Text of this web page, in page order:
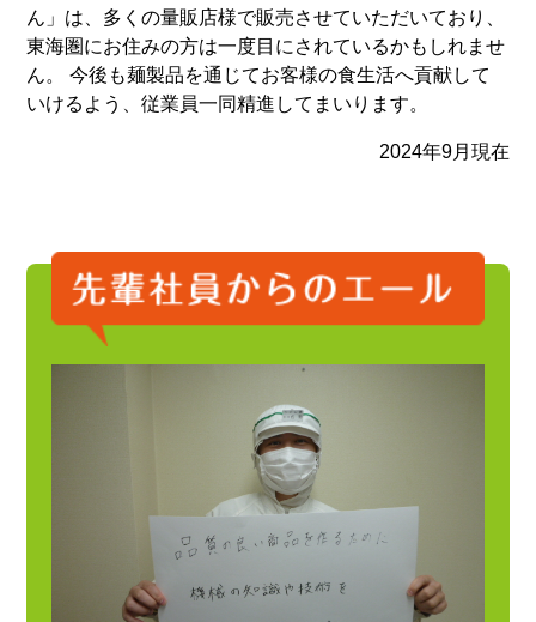
ん」は、多くの量販店様で販売させていただいており、
東海圏にお住みの方は一度目にされているかもしれませ
ん。 今後も麺製品を通じてお客様の食生活へ貢献して
いけるよう、従業員一同精進してまいります。
2024年9月現在